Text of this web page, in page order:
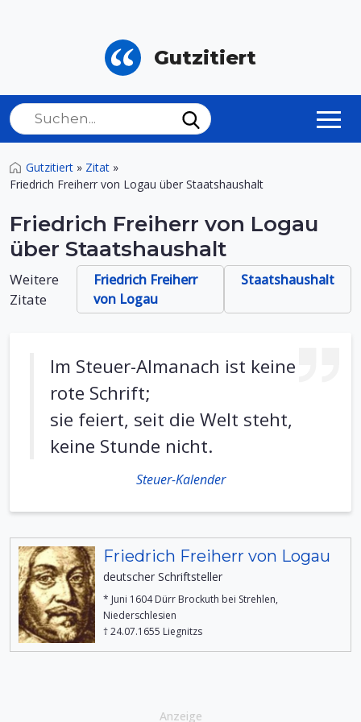
Gutzitiert
Gutzitiert » Zitat »
Friedrich Freiherr von Logau über Staatshaushalt
Friedrich Freiherr von Logau
über Staatshaushalt
Weitere
Zitate
Friedrich Freiherr
von Logau
Staatshaushalt
Im Steuer-Almanach ist keine
rote Schrift;
sie feiert, seit die Welt steht,
keine Stunde nicht.
Steuer-Kalender
Friedrich Freiherr von Logau
deutscher Schriftsteller
* Juni 1604 Dürr Brockuth bei Strehlen,
Niederschlesien
† 24.07.1655 Liegnitzs
Anzeige